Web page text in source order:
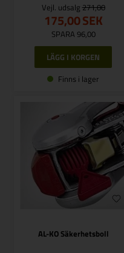
Vejl. udsalg 271,00
175,00SEK
SPARA 96,00
Finns i lager
AL-KO Säkerhetsboll